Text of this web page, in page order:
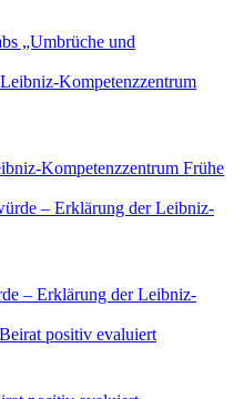
„Umbrüche und
Kompetenzzentrum Frühe
– Erklärung der Leibniz-